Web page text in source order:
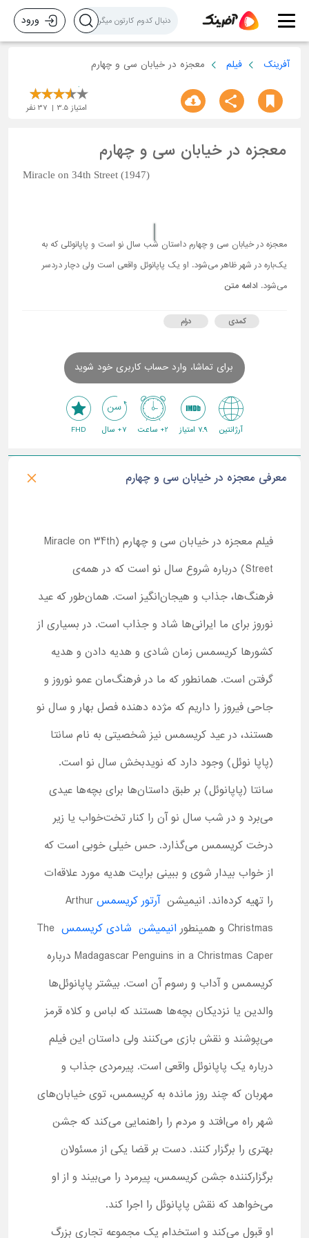
ورود
آفرینک فیلم معجزه در خیابان سی و چهارم
امتیاز 3.5
37 نفر
معجزه در خیابان سی و چهارم
Miracle on 34th Street (1947)
معجزه در خیابان سی و چهارم داستان شب سال نو است و پاپانوئلی که به
یک‌باره در شهر ظاهر می‌شود. او یک پاپانوئل واقعی است ولی دچار دردسر
می‌شود. ادامه متن
کمدی درام
برای تماشا، وارد حساب کاربری خود شوید
آرژانتین 7.9 امتیاز 2+ ساعت 7+ سال FHD
معرفی معجزه در خیابان سی و چهارم
فیلم معجزه در خیابان سی و چهارم (Miracle on 34th
Street) درباره شروع سال نو است که در همه‌ی
فرهنگ‌ها، جذاب و هیجان‌انگیز است. همان‌طور که عید
نوروز برای ما ایرانی‌ها شاد و جذاب است. در بسیاری از
کشور‌ها کریسمس زمان شادی و هدیه دادن و هدیه
گرفتن است. همانطور که ما در فرهنگ‌مان عمو نوروز و
جاحی فیروز را داریم که مژده دهنده فصل بهار و سال نو
هستند، در عید کریسمس نیز شخصیتی به نام سانتا
(پاپا نوئل) وجود دارد که نویدبخش سال نو است.
سانتا (پاپانوئل) بر طبق داستان‌ها برای بچه‌ها عیدی
می‌برد و در شب سال نو آن‌ را کنار تخت‌خواب یا زیر
درخت کریسمس می‌گذارد. حس خیلی خوبی است که
از خواب بیدار شوی و ببینی برایت هدیه مورد علاقه‌ات
را تهیه کرده‌اند. انیمیشن آرتور کریسمس Arthur
Christmas و همینطور
انیمیشن شادی کریسمس The
Madagascar Penguins in a Christmas Caper درباره
کریسمس و آداب و رسوم آن است. بیشتر پاپانوئل‌‌ها
والدین یا نزدیکان بچه‌ها هستند که لباس و کلاه قرمز
می‌پوشند و نقش بازی می‌کنند ولی داستان این فیلم
درباره یک پاپانوئل واقعی است. پیرمردی جذاب و
مهربان که چند روز مانده به کریسمس، توی خیابان‌های
شهر راه می‌افتد و مردم را راهنمایی می‌کند که جشن
بهتری را برگزار کنند. دست بر قضا یکی از مسئولان
برگزارکننده جشن کریسمس، پیرمرد را می‌بیند و از او
می‌خواهد که نقش پاپانوئل را اجرا کند.
او قبول می‌کند و استخدام یک مجموعه تجاری بزرگ